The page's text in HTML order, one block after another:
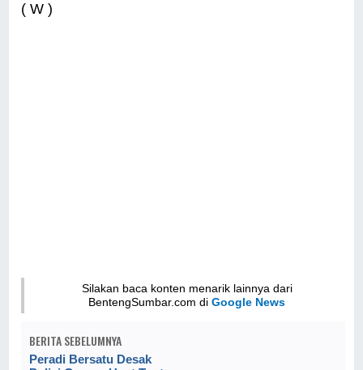
( W )
Silakan baca konten menarik lainnya dari
BentengSumbar.com diGoogle News
BERITA SEBELUMNYA
Peradi Bersatu Desak